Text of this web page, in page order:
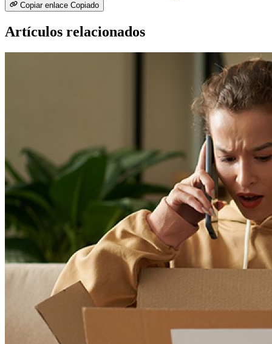
Copiar enlace Copiado
Artículos relacionados